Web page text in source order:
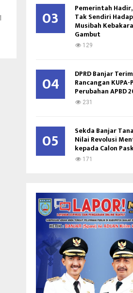
03 Pemerintah
Tak Sendiri
Musibah
Gambut
129
04 DPRD Banjar
Rancangan KUPA-
Perubahan APBD
231
05 Sekda Banjar
Nilai Revolusi
kepada Calon
171